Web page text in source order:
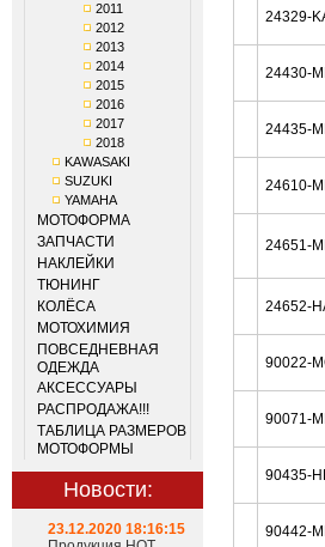
2011
2012
2013
2014
2015
2016
2017
2018
KAWASAKI
SUZUKI
YAMAHA
МОТОФОРМА
ЗАПЧАСТИ
НАКЛЕЙКИ
ТЮНИНГ
КОЛЁСА
МОТОХИМИЯ
ПОВСЕДНЕВНАЯ
ОДЕЖДА
АКСЕССУАРЫ
РАСПРОДАЖА!!!
ТАБЛИЦА РАЗМЕРОВ
МОТОФОРМЫ
Новости:
23.12.2020 18:16:15
24329-
24430-
24435-
24610-
24651-
24652-
90022-
90071-
90435-
90442-